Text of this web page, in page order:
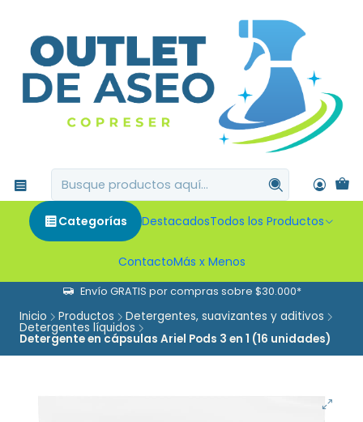
Categorías DestacadosTodos los Productos
ContactoMás x Menos
Envío GRATIS por compras sobre $30.000*
Inicio Productos Detergentes, suavizantes y aditivos
Detergentes líquidos
Detergente en cápsulas Ariel Pods 3 en 1 (16 unidades)